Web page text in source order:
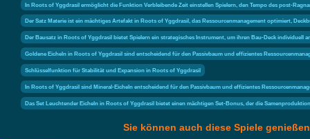
In Roots of Yggdrasil ermöglicht die Funktion Verbleibende Zeit einstellen Spielern, den Tempo des post-
Der Satz Materie ist ein mächtiges Artefakt in Roots of Yggdrasil, das Ressourcenmanagement optimiert,
Der Bausatz in Roots of Yggdrasil bietet Spielern ein strategisches Instrument, um ihren Bau-Deck individuell
Goldene Eicheln in Roots of Yggdrasil sind entscheidend für den Passivbaum und effizientes
Schlüsselfunktion für Stabilität und Expansion in Roots of Yggdrasil
In Roots of Yggdrasil sind Mineral-Eicheln entscheidend für den Passivbaum und effizientes
Das Set Leuchtender Eicheln in Roots of Yggdrasil bietet einen mächtigen Set-Bonus, der die
Sie können auch diese Spiele genießen